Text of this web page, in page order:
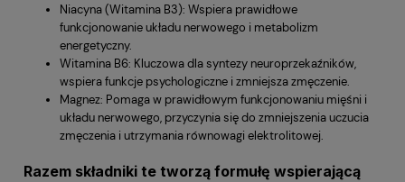
Niacyna (Witamina B3): Wspiera prawidłowe
funkcjonowanie układu nerwowego i metabolizm
energetyczny.
Witamina B6: Kluczowa dla syntezy neuroprzekaźników,
wspiera funkcje psychologiczne i zmniejsza zmęczenie.
Magnez: Pomaga w prawidłowym funkcjonowaniu mięśni i
układu nerwowego, przyczynia się do zmniejszenia uczucia
zmęczenia i utrzymania równowagi elektrolitowej.
Razem składniki te tworzą formułę wspierającą